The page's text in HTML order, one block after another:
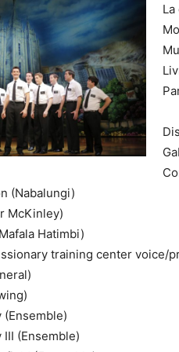
(Nabalungi)
McKinley)
Hatimbi)
training center voice/
(Ensemble)
(Ensemble)